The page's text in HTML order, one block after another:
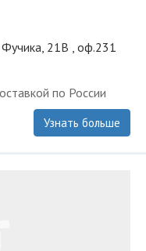
Фучика, 21В , оф.231
по России
Узнать больше